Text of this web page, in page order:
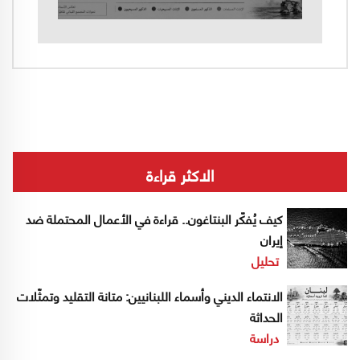
الاكثر قراءة
كيف يُفكّر البنتاغون.. قراءة في الأعمال المحتملة ضد
إيران
تحليل
الانتماء الديني وأسماء اللبنانيين: متانة التقليد وتمثّلات
الحداثة
دراسة